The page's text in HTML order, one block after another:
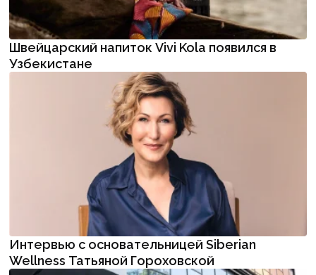
Швейцарский напиток Vivi Kola появился в
Узбекистане
Интервью с основательницей Siberian
Wellness Татьяной Гороховской